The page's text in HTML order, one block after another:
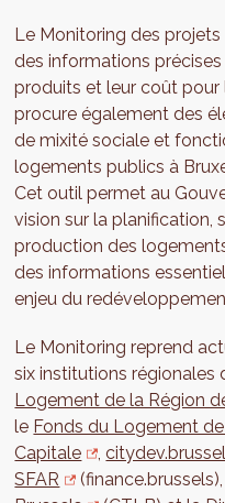
Le Monitoring des
des informations
produits et leur coût pour
procure également des
de mixité sociale et
logements publics à
Cet outil permet au
vision sur la planification,
production des
des informations
enjeu du
Le Monitoring reprend
six institutions
Logement de la Région
le Fonds du Logement
Capitale
,
SFAR